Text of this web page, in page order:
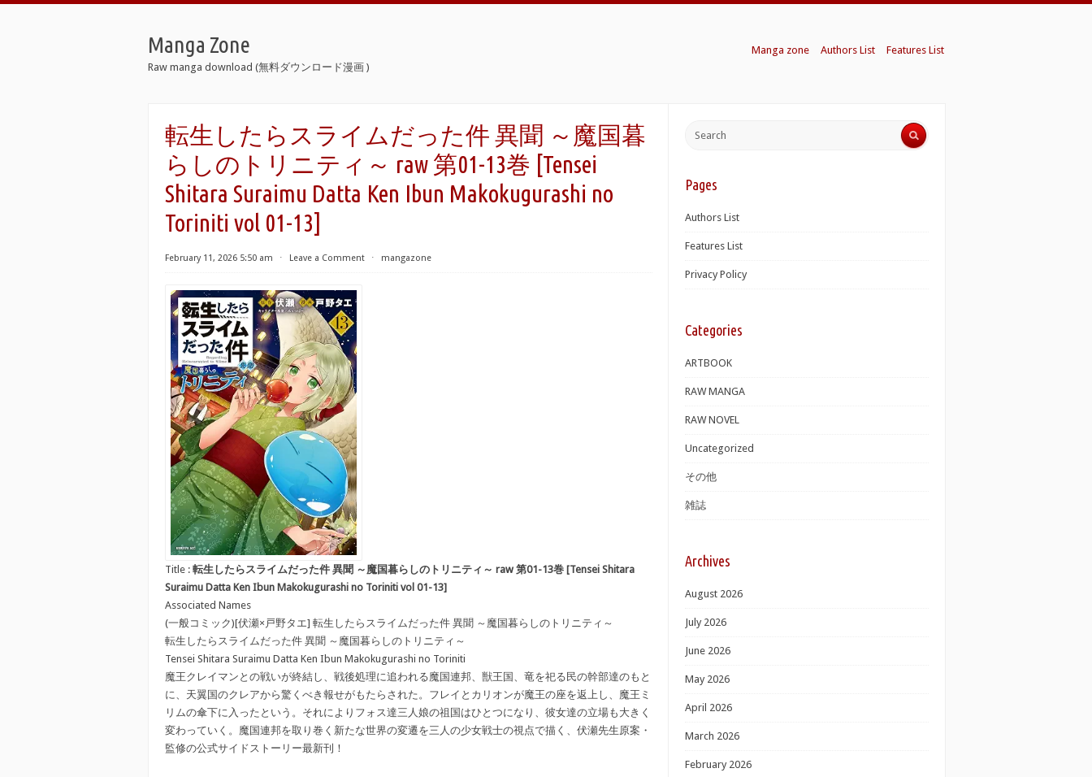
Manga Zone
Raw manga download (無料ダウンロード漫画 )
Manga zone Authors List Features List
転生したらスライムだった件 異聞 ～魔国暮
らしのトリニティ～ raw 第01-13巻 [Tensei
Shitara Suraimu Datta Ken Ibun Makokugurashi no
Toriniti vol 01-13]
February 11, 2026 5:50 am ⋅ Leave a Comment ⋅ mangazone
Title : 転生したらスライムだった件 異聞 ～魔国暮らしのトリニティ～ raw 第01-13巻 [Tensei Shitara
Suraimu Datta Ken Ibun Makokugurashi no Toriniti vol 01-13]
Associated Names
(一般コミック)[伏瀬×戸野タエ] 転生したらスライムだった件 異聞 ～魔国暮らしのトリニティ～
転生したらスライムだった件 異聞 ～魔国暮らしのトリニティ～
Tensei Shitara Suraimu Datta Ken Ibun Makokugurashi no Toriniti
魔王クレイマンとの戦いが終結し、戦後処理に追われる魔国連邦、獣王国、竜を祀る民の幹部達のもと
に、天翼国のクレアから驚くべき報せがもたらされた。フレイとカリオンが魔王の座を返上し、魔王ミ
リムの傘下に入ったという。それによりフォス達三人娘の祖国はひとつになり、彼女達の立場も大きく
変わっていく。魔国連邦を取り巻く新たな世界の変遷を三人の少女戦士の視点で描く、伏瀬先生原案・
監修の公式サイドストーリー最新刊！
Pages
Authors List
Features List
Privacy Policy
Categories
ARTBOOK
RAW MANGA
RAW NOVEL
Uncategorized
その他
雑誌
Archives
August 2026
July 2026
June 2026
May 2026
April 2026
March 2026
February 2026